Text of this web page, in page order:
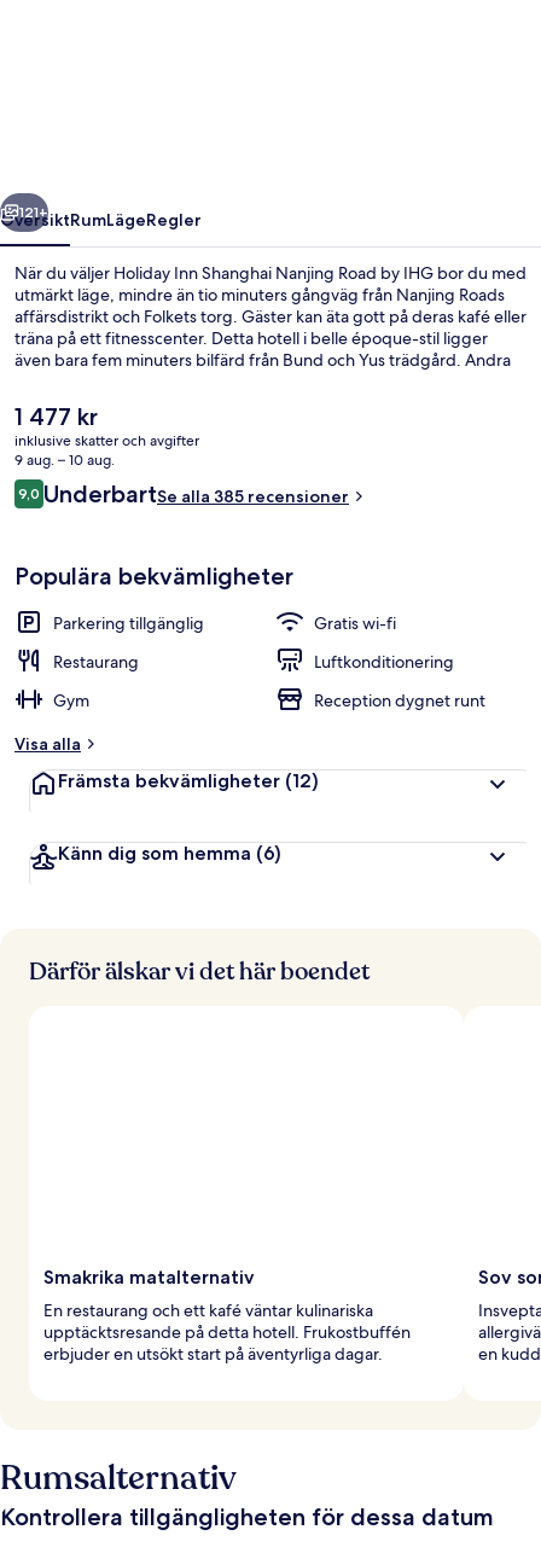
IHG
Nästa
121+
ÖversiktRumLägeRegler
När du väljer Holiday Inn Shanghai Nanjing Road by IHG bor du med
utmärkt läge, mindre än tio minuters gångväg från Nanjing Roads
affärsdistrikt och Folkets torg. Gäster kan äta gott på deras kafé eller
träna på ett fitnesscenter. Detta hotell i belle époque-stil ligger
även bara fem minuters bilfärd från Bund och Yus trädgård. Andra
bara en kort promenad från kollektivtrafik. Till Yuyuan Garden
station tar det 8 minuter att gå och till East Nanjing Road Station är
det 9 minuter.
Det
nuvarande
priset
är
1 477 kr
1 477 kr
inklusive skatter och avgifter
9 aug. – 10 aug.
Recensioner
9,09,0 av 10,
UnderbartSe alla 385 recensioner
Populära bekvämligheter
Parkering tillgänglig
Gratis wi-fi
Restaurang
Luftkonditionering
Gym
Reception dygnet runt
Visa alla
Främsta bekvämligheter (12)
Känn dig som hemma (6)
Därför älskar vi det här boendet
Smakrika matalternativ
En restaurang och ett kafé väntar kulinariska
upptäcktsresande på detta hotell. Frukostbuffén
erbjuder en utsökt start på äventyrliga dagar.
Sov
en
Rumsalternativ
Kontrollera tillgängligheten för dessa datum